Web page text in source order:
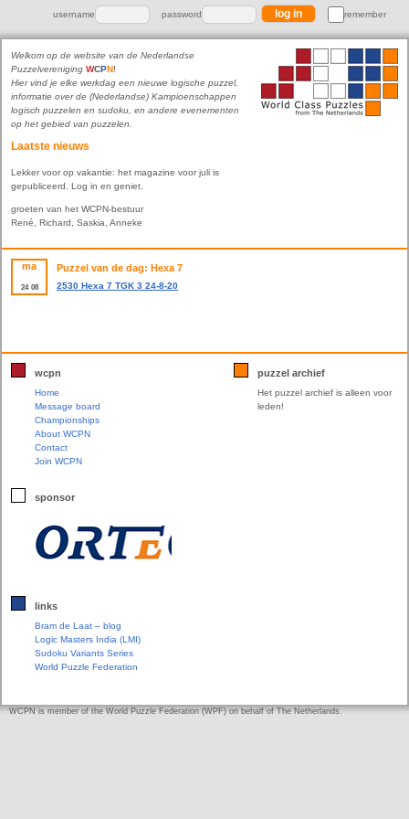
username password remember
Welkom op de website van de Nederlandse
Puzzelvereniging WCPN!
Hier vind je elke werkdag een nieuwe logische puzzel,
informatie over de (Nederlandse) Kampioenschappen
logisch puzzelen en sudoku, en andere evenementen
op het gebied van puzzelen.
Laatste nieuws
Lekker voor op vakantie: het magazine voor juli is
gepubliceerd. Log in en geniet.
groeten van het WCPN-bestuur
René, Richard, Saskia, Anneke
ma
24 08
Puzzel van de dag: Hexa 7
2530 Hexa 7 TGK 3 24-8-20
wcpn
Home
Message board
Championships
About WCPN
Contact
Join WCPN
sponsor
links
Bram de Laat – blog
Logic Masters India (LMI)
Sudoku Variants Series
World Puzzle Federation
puzzel archief
Het puzzel archief is alleen voor
leden!
WCPN is member of the World Puzzle Federation (WPF) on behalf of The Netherlands.